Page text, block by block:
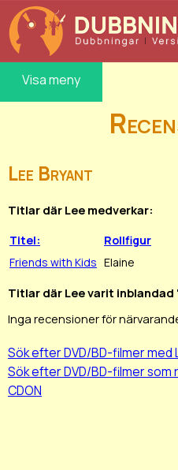
Visa meny
Lee Bryant
Titlar där Lee medverkar:
Titel:
Rollfigur
Friends with Kids Elaine
Titlar där Lee varit inblandad
Inga recensioner för
Sök efter DVD/BD-filmer med
Sök efter DVD/BD-filmer
CDON